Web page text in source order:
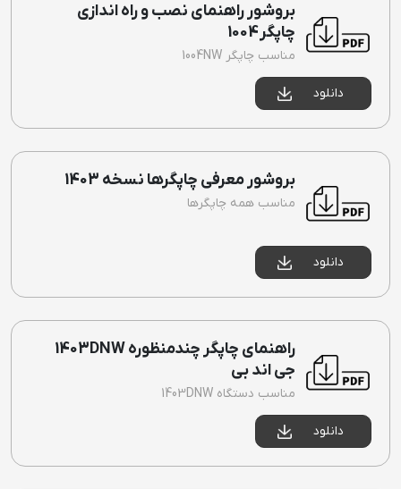
بروشور راهنمای نصب و راه اندازی
چاپگر 1004
مناسب چاپگر 1004NW
دانلود
بروشور معرفی چاپگرها نسخه 1403
مناسب همه چاپگرها
دانلود
راهنمای چاپگر چندمنظوره 1403DNW
جی اند بی
مناسب دستگاه 1403DNW
دانلود